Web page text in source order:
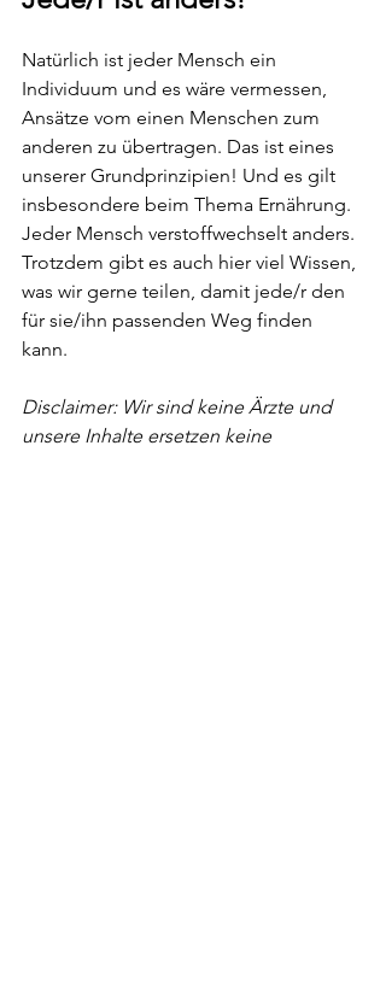
Natürlich ist jeder Mensch ein
Individuum und es wäre vermessen,
Ansätze vom einen Menschen zum
anderen zu übertragen. Das ist eines
unserer Grundprinzipien! Und es gilt
insbesondere beim Thema Ernährung.
Jeder Mensch verstoffwechselt anders.
Trotzdem gibt es auch hier viel Wissen,
was wir gerne teilen, damit jede/r den
für sie/ihn passenden Weg finden
kann.
Disclaimer: Wir sind keine Ärzte und
unsere Inhalte ersetzen keine